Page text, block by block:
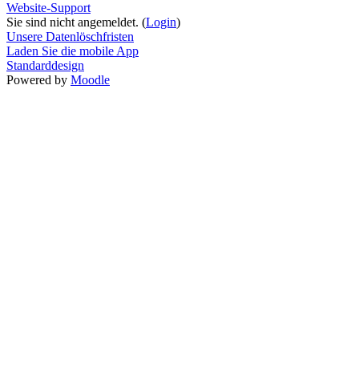
Website-Support
Sie sind nicht angemeldet. (Login)
Unsere Datenlöschfristen
Laden Sie die mobile App
Standarddesign
Powered by Moodle